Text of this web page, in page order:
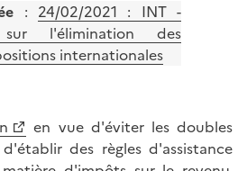
: 24/02/2021 : INT -
sur l'élimination des
internationales
en vue d'éviter les doubles
des règles d'assistance